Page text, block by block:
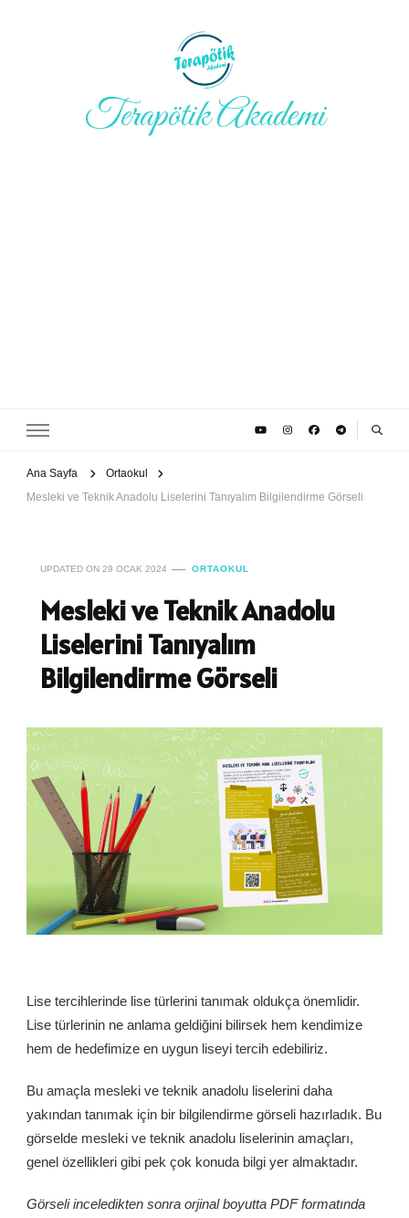
Terapötik Akademi
Ana Sayfa
Ortaokul
Mesleki ve Teknik Anadolu Liselerini Tanıyalım Bilgilendirme Görseli
UPDATED ON 29 OCAK 2024 ORTAOKUL
Mesleki ve Teknik Anadolu
Liselerini Tanıyalım
Bilgilendirme Görseli
Lise tercihlerinde lise türlerini tanımak oldukça önemlidir.
Lise türlerinin ne anlama geldiğini bilirsek hem kendimize
hem de hedefimize en uygun liseyi tercih edebiliriz.
Bu amaçla mesleki ve teknik anadolu liselerini daha
yakından tanımak için bir bilgilendirme görseli hazırladık. Bu
görselde mesleki ve teknik anadolu liselerinin amaçları,
genel özellikleri gibi pek çok konuda bilgi yer almaktadır.
Görseli inceledikten sonra orjinal boyutta PDF formatında